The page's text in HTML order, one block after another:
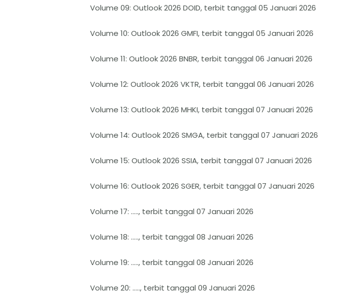
Volume 09: Outlook 2026 DOID, terbit tanggal 05 Januari 2026
Volume 10: Outlook 2026 GMFI, terbit tanggal 05 Januari 2026
Volume 11: Outlook 2026 BNBR, terbit tanggal 06 Januari 2026
Volume 12: Outlook 2026 VKTR, terbit tanggal 06 Januari 2026
Volume 13: Outlook 2026 MHKI, terbit tanggal 07 Januari 2026
Volume 14: Outlook 2026 SMGA, terbit tanggal 07 Januari 2026
Volume 15: Outlook 2026 SSIA, terbit tanggal 07 Januari 2026
Volume 16: Outlook 2026 SGER, terbit tanggal 07 Januari 2026
Volume 17: ….., terbit tanggal 07 Januari 2026
Volume 18: ….., terbit tanggal 08 Januari 2026
Volume 19: ….., terbit tanggal 08 Januari 2026
Volume 20: ….., terbit tanggal 09 Januari 2026